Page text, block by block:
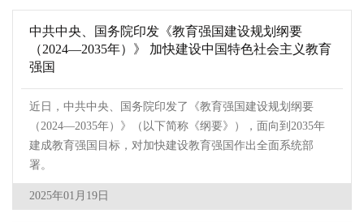
中共中央、国务院印发《教育强国建设规划纲要
（2024—2035年）》 加快建设中国特色社会主义教育
强国
近日，中共中央、国务院印发了《教育强国建设规划纲要
（2024—2035年）》（以下简称《纲要》），面向到2035年
建成教育强国目标，对加快建设教育强国作出全面系统部
署。
2025年01月19日